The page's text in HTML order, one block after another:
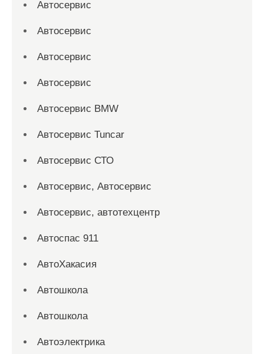
Автосервис
Автосервис
Автосервис
Автосервис
Автосервис BMW
Автосервис Tuncar
Автосервис СТО
Автосервис, Автосервис
Автосервис, автотехцентр
Автоспас 911
АвтоХакасия
Автошкола
Автошкола
Автоэлектрика